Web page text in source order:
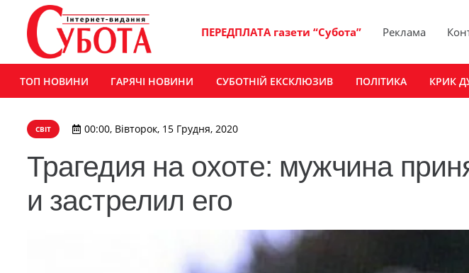
ПЕРЕДПЛАТА газети “Субота” Реклама
ТОП НОВИНИ ГАРЯЧІ НОВИНИ СУБОТНІЙ ЕКСКЛЮЗИВ ПОЛІТИКА КРИК
СВІТ 00:00, Вівторок, 15 Грудня, 2020
Трагедия на охоте: мужчина
и застрелил его